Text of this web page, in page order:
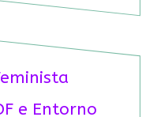
e Entorno